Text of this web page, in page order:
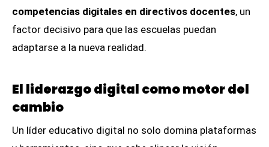
competencias digitales en directivos docentes, un
factor decisivo para que las escuelas puedan
adaptarse a la nueva realidad.
El liderazgo digital como motor del
cambio
Un líder educativo digital no solo domina plataformas